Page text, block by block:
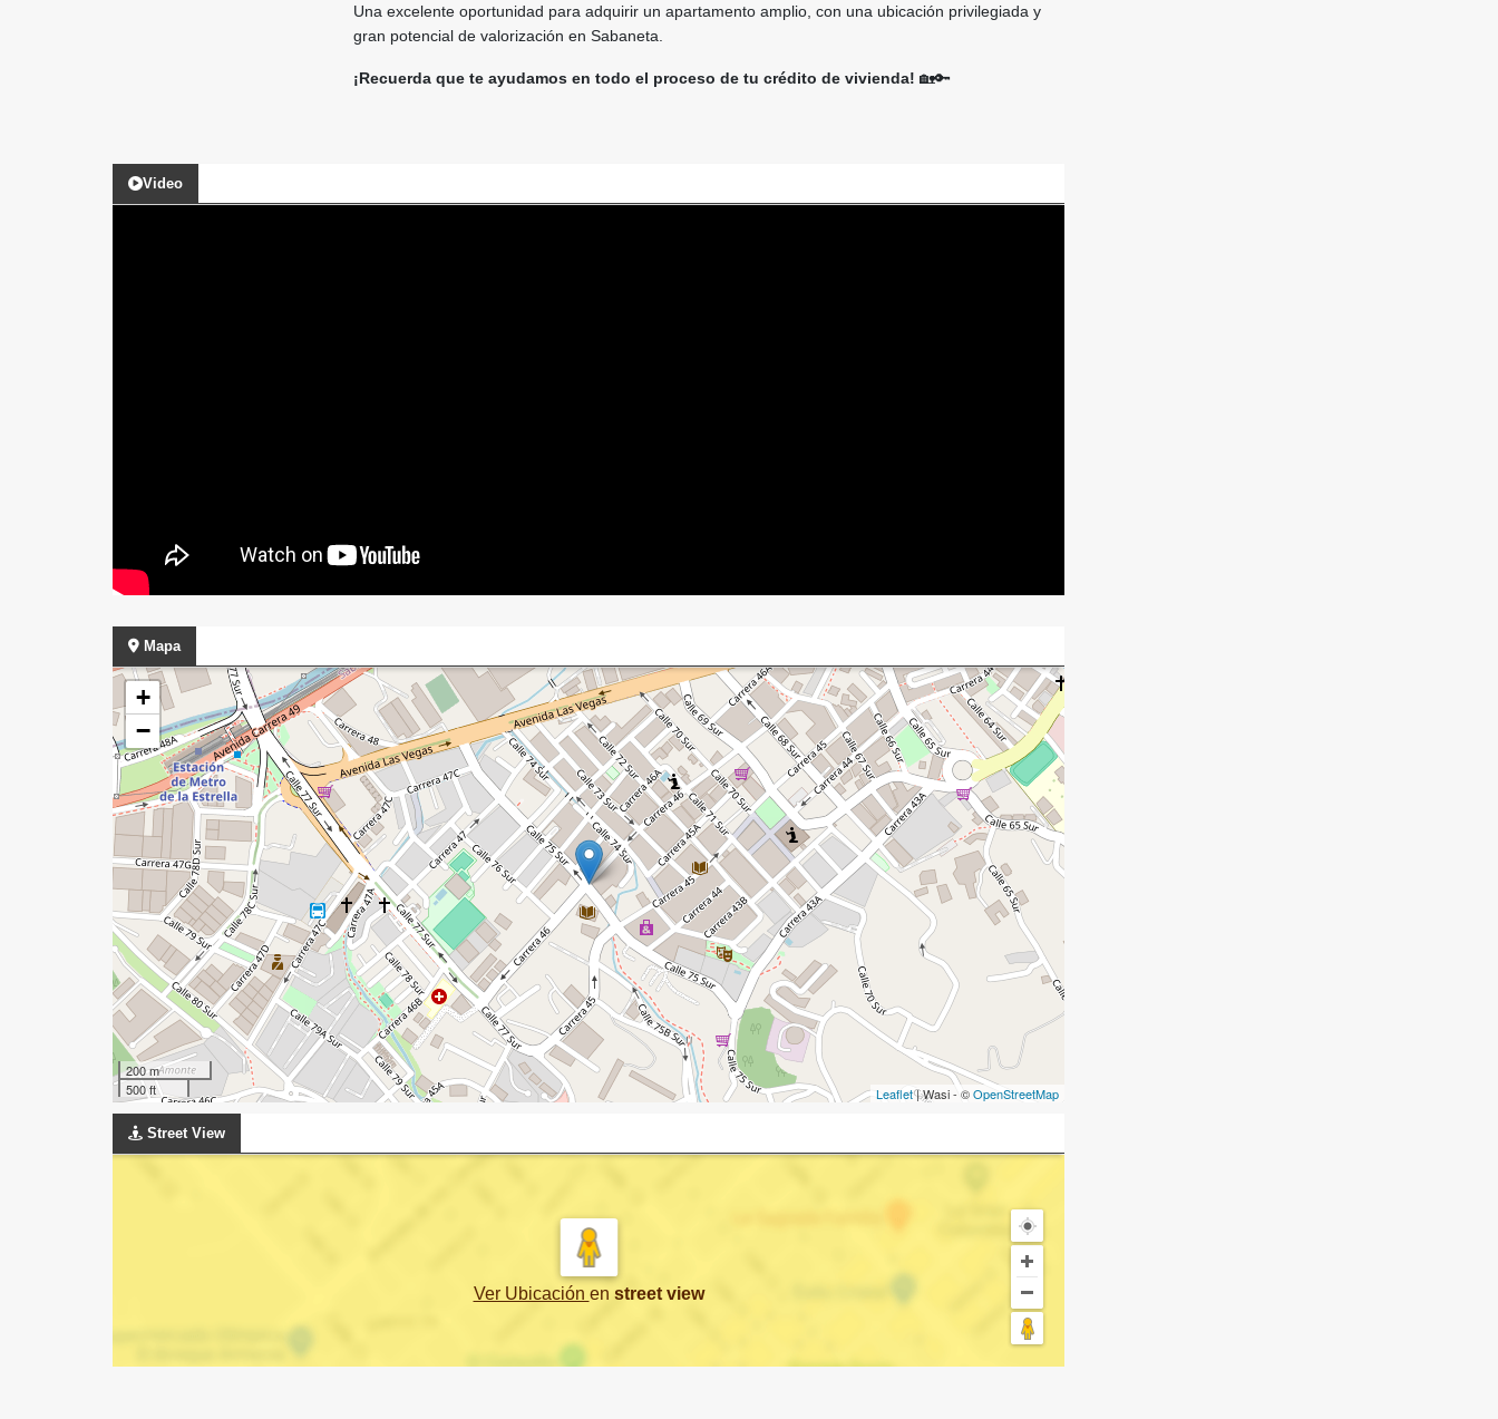
Una excelente oportunidad para adquirir un apartamento amplio, con una ubicación privilegiada y
gran potencial de valorización en Sabaneta.
¡Recuerda que te ayudamos en todo el proceso de tu crédito de vivienda! 🏡🔑
Video
Mapa
+
−
200 m
500 ft
Leaflet| Wasi - ©OpenStreetMap
Street View
Ver Ubicación en street view